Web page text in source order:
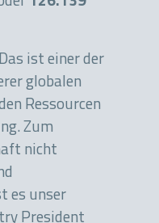
ist einer der
globalen
Ressourcen
Zum
nicht
es unser
President